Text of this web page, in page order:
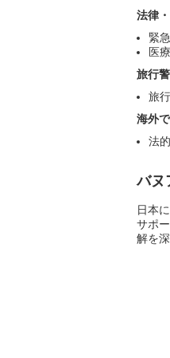
法律
緊
医
旅行
旅
海外
法
バヌ
日本
サポ
解を